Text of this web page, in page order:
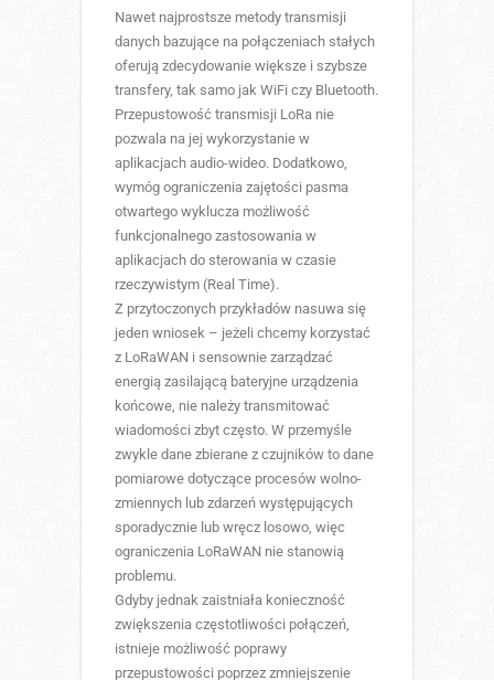
Nawet najprostsze metody transmisji
danych bazujące na połączeniach stałych
oferują zdecydowanie większe i szybsze
transfery, tak samo jak WiFi czy Bluetooth.
Przepustowość transmisji LoRa nie
pozwala na jej wykorzystanie w
aplikacjach audio-wideo. Dodatkowo,
wymóg ograniczenia zajętości pasma
otwartego wyklucza możliwość
funkcjonalnego zastosowania w
aplikacjach do sterowania w czasie
rzeczywistym (Real Time).
Z przytoczonych przykładów nasuwa się
jeden wniosek – jeżeli chcemy korzystać
z LoRaWAN i sensownie zarządzać
energią zasilającą bateryjne urządzenia
końcowe, nie należy transmitować
wiadomości zbyt często. W przemyśle
zwykle dane zbierane z czujników to dane
pomiarowe dotyczące procesów wolno-
zmiennych lub zdarzeń występujących
sporadycznie lub wręcz losowo, więc
ograniczenia LoRaWAN nie stanowią
problemu.
Gdyby jednak zaistniała konieczność
zwiększenia częstotliwości połączeń,
istnieje możliwość poprawy
przepustowości poprzez zmniejszenie